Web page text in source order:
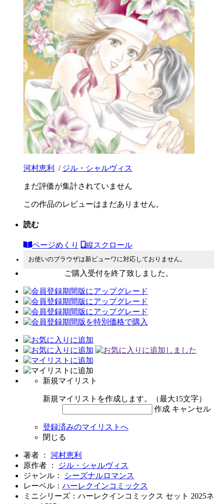
河村恵利 / ジル・シャルヴィス
まだ評価が集計されていません
この作品のレビューはまだありません。
読む
ページめくり 縦スクロール
お使いのブラウザは新ビューワに対応しておりません。
ご購入受付を終了致しました。
新規マイリスト
新規マイリストを作成します。（最大15文字）
作成 キャンセル
登録済みのマイリストへ
閉じる
著者 ： 河村恵利
原作者 ：
ジル・シャルヴィス
ジャンル：
シーズナルロマンス
レーベル： ハーレクインコミックス
ミニシリーズ：ハーレクインコミックス セット 2025ネ